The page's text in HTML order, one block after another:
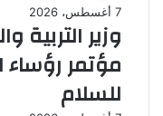
7 أغسطس، 2026
وزير التربية
مؤتمر رؤساء
للسلام